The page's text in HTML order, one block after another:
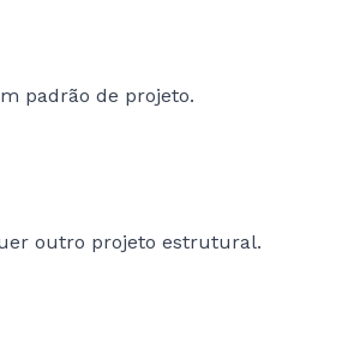
padrão de projeto.
outro projeto estrutural.